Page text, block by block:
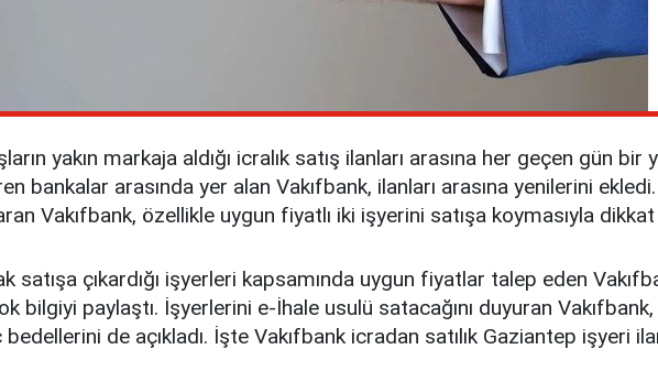
yakın markaja aldığı icralık satış ilanları arasına her geçen gün
bankalar arasında yer alan Vakıfbank, ilanları arasına yenilerini
Vakıfbank, özellikle uygun fiyatlı iki işyerini satışa koymasıyla
satışa çıkardığı işyerleri kapsamında uygun fiyatlar talep eden
bilgiyi paylaştı. İşyerlerini e-İhale usulü satacağını duyuran
de açıkladı. İşte Vakıfbank icradan satılık Gaziantep işyeri